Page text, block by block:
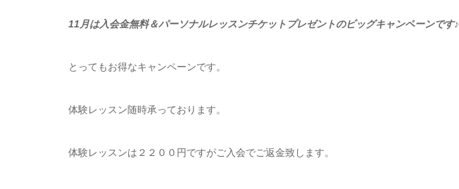
11月は入会金無料＆パーソナルレッスンチケットプレゼントのビッグキャンペーンです♪
とってもお得なキャンペーンです。
体験レッスン随時承っております。
体験レッスンは２２００円ですがご入会でご返金致します。